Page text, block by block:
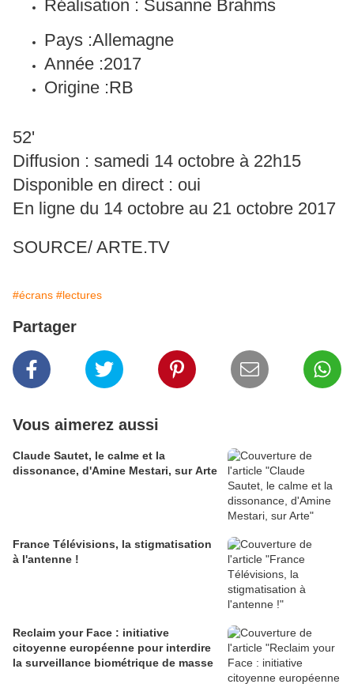
Réalisation : Susanne Brahms
Pays :Allemagne
Année :2017
Origine :RB
52'
Diffusion : samedi 14 octobre à 22h15
Disponible en direct : oui
En ligne du 14 octobre au 21 octobre 2017
SOURCE/ ARTE.TV
#écrans #lectures
Partager
Vous aimerez aussi
Claude Sautet, le calme et la
dissonance, d'Amine Mestari, sur Arte
France Télévisions, la stigmatisation
à l'antenne !
Reclaim your Face : initiative
citoyenne européenne pour interdire
la surveillance biométrique de masse